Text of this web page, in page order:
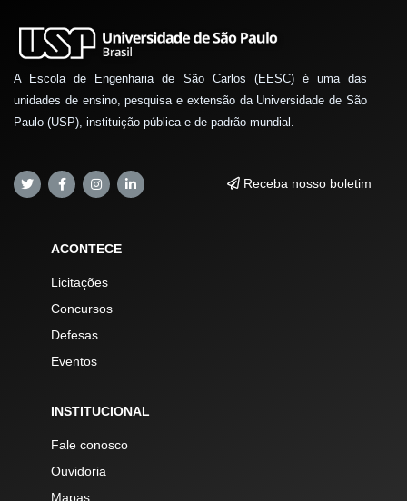
A Escola de Engenharia de São Carlos (EESC) é uma das
unidades de ensino, pesquisa e extensão da Universidade de São
Paulo (USP), instituição pública e de padrão mundial.
Receba nosso boletim
ACONTECE
Licitações
Concursos
Defesas
Eventos
INSTITUCIONAL
Fale conosco
Ouvidoria
Mapas